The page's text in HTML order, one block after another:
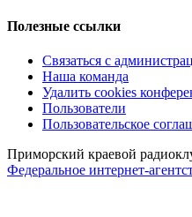
Полезные ссылки
Связаться с
Наша команда
Удалить cookies
Пользователи
Пользовательское
Приморский краевой
Федеральное интернет-